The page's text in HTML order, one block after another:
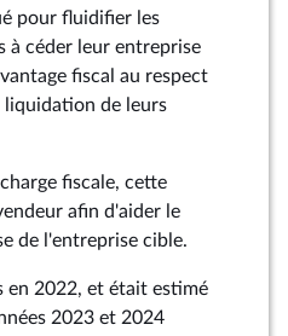
pour fluidifier les
à céder leur entreprise
fiscal au respect
liquidation de leurs
fiscale, cette
afin d'aider le
de l'entreprise cible.
en 2022, et était estimé
2023 et 2024